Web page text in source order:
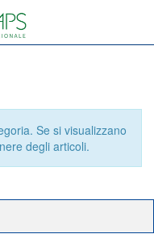
Se si visualizzano
degli articoli.